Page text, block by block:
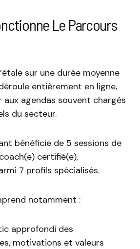
Le Parcours
sur une durée moyenne
entièrement en ligne,
aux agendas souvent chargés
du secteur.
bénéficie de 5 sessions de
certifié(e),
7 profils spécialisés.
notamment :
approfondi des
motivations et valeurs